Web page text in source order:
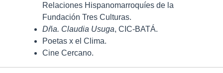
Relaciones Hispanomarroquíes de la
Fundación Tres Culturas.
Dña. Claudia Usuga, CIC-BATÁ.
Poetas x el Clima.
Cine Cercano.